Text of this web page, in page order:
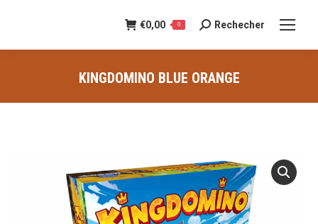
€0,00 0
Recherche
:
Rechecher
KINGDOMINO BLUE ORANGE